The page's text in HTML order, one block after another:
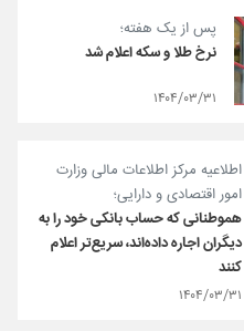
پس از یک هفته؛
نرخ طلا و سکه اعلام شد
۱۴۰۴/۰۳/۳۱
اطلاعیه مرکز اطلاعات مالی وزارت
امور اقتصادی و دارایی؛
هموطنانی که حساب بانکی خود را به
دیگران اجاره داده‌اند، سریع‌تر اعلام
کنند
۱۴۰۴/۰۳/۳۱